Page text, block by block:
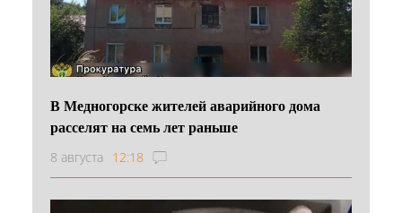
В Медногорске жителей аварийного дома
расселят на семь лет раньше
8 августа 12:18